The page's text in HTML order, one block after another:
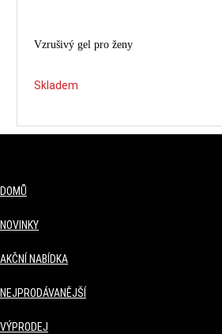
Vzrušivý gel pro ženy
Skladem
DOMŮ
NOVINKY
AKČNÍ NABÍDKA
NEJPRODÁVANĚJŠÍ
VÝPRODEJ